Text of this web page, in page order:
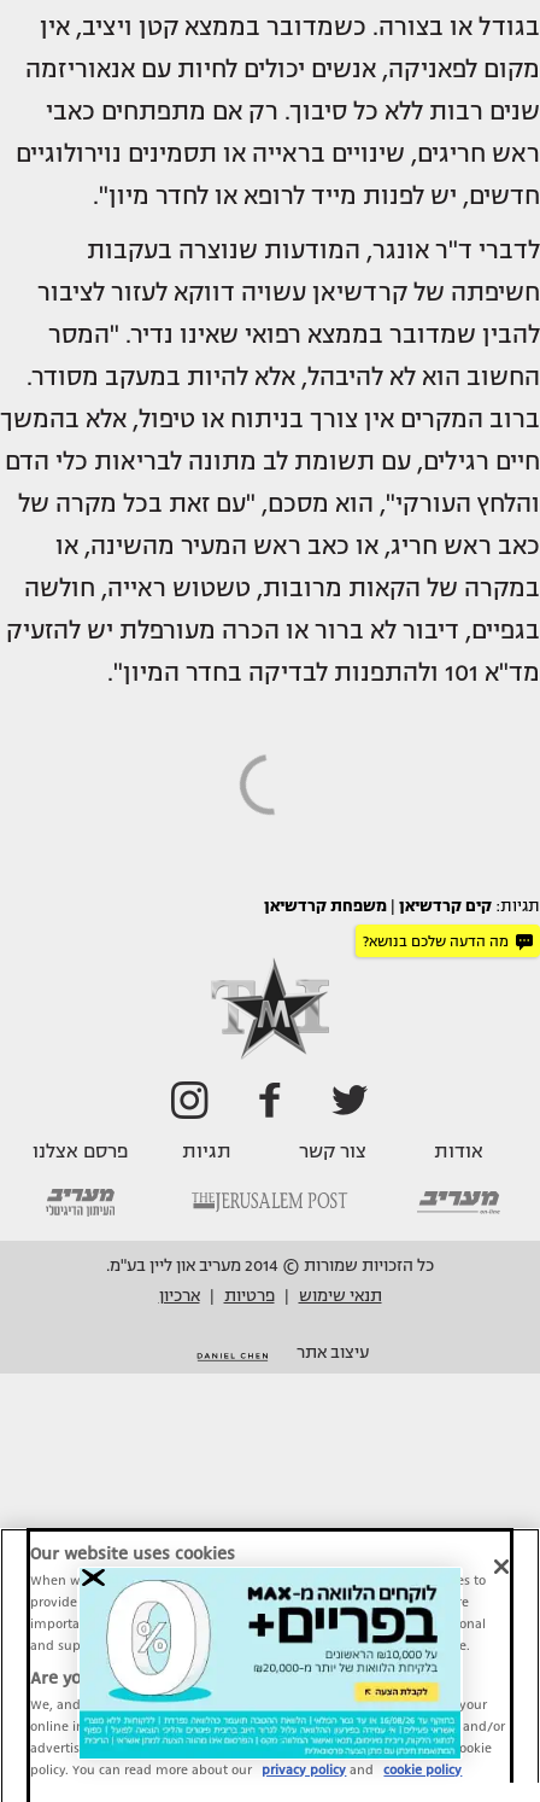
בגודל או בצורה. כשמדובר בממצא קטן ויציב, אין
מקום לפאניקה, אנשים יכולים לחיות עם אנאוריזמה
שנים רבות ללא כל סיבוך. רק אם מתפתחים כאבי
ראש חריגים, שינויים בראייה או תסמינים נוירולוגיים
חדשים, יש לפנות מייד לרופא או לחדר מיון".
לדברי ד"ר אונגר, המודעות שנוצרה בעקבות
חשיפתה של קרדשיאן עשויה דווקא לעזור לציבור
להבין שמדובר בממצא רפואי שאינו נדיר. "המסר
החשוב הוא לא להיבהל, אלא להיות במעקב מסודר.
ברוב המקרים אין צורך בניתוח או טיפול, אלא בהמשך
חיים רגילים, עם תשומת לב מתונה לבריאות כלי הדם
והלחץ העורקי", הוא מסכם, "עם זאת בכל מקרה של
כאב ראש חריג, או כאב ראש המעיר מהשינה, או
במקרה של הקאות מרובות, טשטוש ראייה, חולשה
בגפיים, דיבור לא ברור או הכרה מעורפלת יש להזעיק
מד"א 101 ולהתפנות לבדיקה בחדר המיון".
תגיות: קים קרדשיאן משפחת קרדשיאן
מה הדעה שלכם בנושא?
אודות צור קשר תגיות פרסם אצלנו
כל הזכויות שמורות © 2014 מעריב און ליין בע"מ.
תנאי שימוש
פרטיות ארכיון
עיצוב אתר
Our website uses cookies
When we provide Maariv, TMI and Sport1 content online, we use cookies to
provide social media features and to analyze our traffic. These tools are
important and necessary for our website functionality. Others are optional
and support Maariv, TMI and Sport1 activity and your online experience.
Are you happy to accept cookies?
We, and our partners, use information about your use of our site and your
online interactions to improve our services and to personalize content and/or
advertising for you. You can read more about our privacy policy and cookie
policy. You can read more about our
privacy policy and cookie policy